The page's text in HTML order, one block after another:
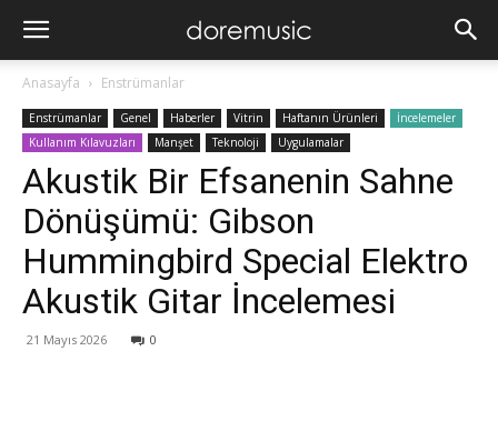
Anasayfa Enstrümanlar
Enstrümanlar Genel Haberler Vitrin Haftanın Ürünleri
İncelemeler
Kullanım Kılavuzları
Manşet Teknoloji Uygulamalar
Akustik Bir Efsanenin Sahne
Dönüşümü: Gibson
Hummingbird Special Elektro
Akustik Gitar İncelemesi
21 Mayıs 2026 0